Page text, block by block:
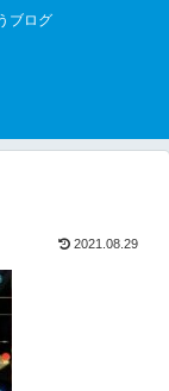
ブログ
2021.08.29